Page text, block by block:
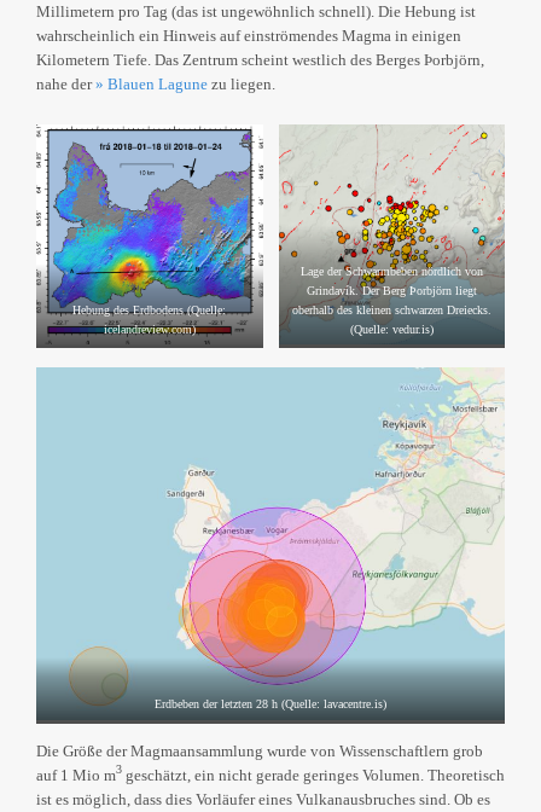
Millimetern pro Tag (das ist ungewöhnlich schnell). Die Hebung ist
wahrscheinlich ein Hinweis auf einströmendes Magma in einigen
Kilometern Tiefe. Das Zentrum scheint westlich des Berges Þorbjörn,
nahe der» Blauen Lagune zu liegen.
Hebung des Erdbodens (Quelle:
icelandreview.com)
Lage der Schwarmbeben nördlich von
Grindavík. Der Berg Þorbjörn liegt
oberhalb des kleinen schwarzen Dreiecks.
(Quelle: vedur.is)
Erdbeben der letzten 28 h (Quelle: lavacentre.is)
Die Größe der Magmaansammlung wurde von Wissenschaftlern grob
auf 1 Mio m3 geschätzt, ein nicht gerade geringes Volumen. Theoretisch
ist es möglich, dass dies Vorläufer eines Vulkanausbruches sind. Ob es